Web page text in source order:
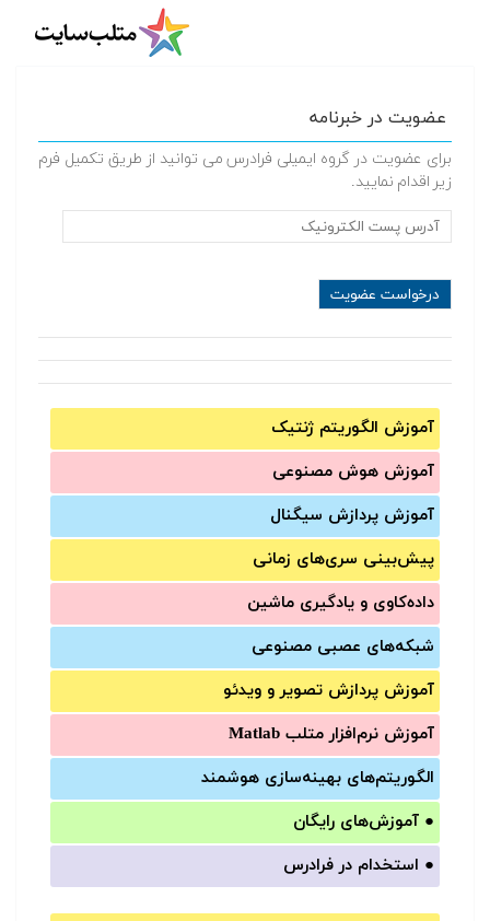
عضویت در خبرنامه
برای عضویت در گروه ایمیلی فرادرس می توانید از طریق تکمیل فرم
زیر اقدام نمایید.
آموزش الگوریتم ژنتیک
آموزش‌ هوش مصنوعی
آموزش‌ پردازش سیگنال
پیش‌‌بینی سری‌‌های زمانی
داده‌کاوی و یادگیری ماشین
شبکه‌های عصبی مصنوعی
آموزش‌ پردازش تصویر و ویدئو
آموزش‌ نرم‌افزار متلب Matlab
الگوریتم‌های بهینه‌سازی هوشمند
● آموزش‌های رایگان
● استخدام در فرادرس